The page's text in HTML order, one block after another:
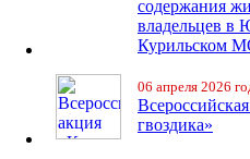
содержания
владельцев в
Курильском
06 апреля 2026
гвоздика»